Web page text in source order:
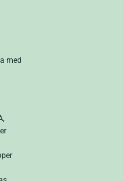
med